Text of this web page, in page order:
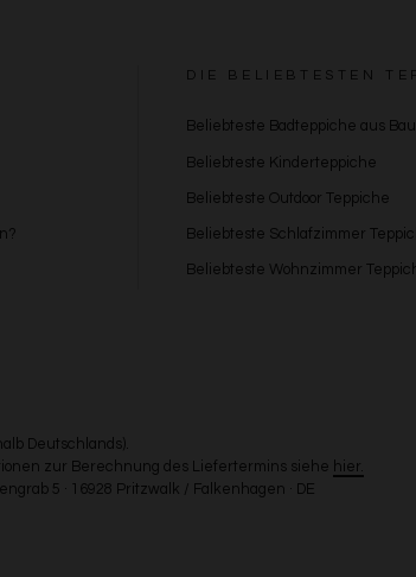
DIE BELIEBTESTEN
Beliebteste Badteppiche aus
Beliebteste Kinderteppiche
Beliebteste Outdoor Teppiche
Beliebteste Schlafzimmer
Beliebteste Wohnzimmer
Deutschlands).
zur Berechnung des Liefertermins siehe hier.
5 · 16928 Pritzwalk / Falkenhagen · DE